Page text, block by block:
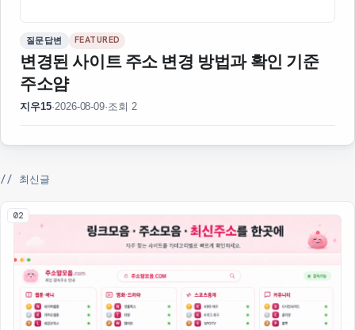
질문답변 FEATURED
변경된 사이트 주소 변경 방법과 확인 기준
주소얌
지우15·2026-08-09·조회 2
// 최신글
02